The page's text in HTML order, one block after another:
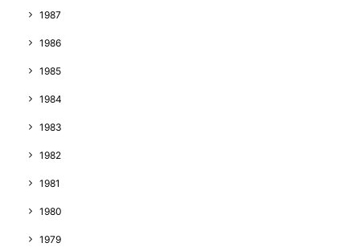
1987
1986
1985
1984
1983
1982
1981
1980
1979